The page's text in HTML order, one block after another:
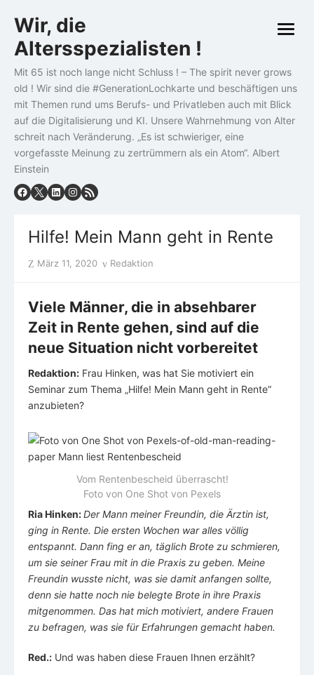
to
content
Wir, die
Altersspezialisten !
Mit 65 ist noch lange nicht Schluss ! – The spirit never grows
old ! Wir sind die #GenerationLochkarte und beschäftigen uns
mit Themen rund ums Berufs- und Privatleben auch mit Blick
auf die Digitalisierung und KI. Unsere Wahrnehmung von Alter
schreit nach Veränderung. „Es ist schwieriger, eine
vorgefasste Meinung zu zertrümmern als ein Atom“. Albert
Einstein
open
Hilfe! Mein Mann geht in Rente
Posted
März 11, 2020 Author
Redaktion
Viele Männer, die in absehbarer
Zeit in Rente gehen, sind auf die
neue Situation nicht vorbereitet
Redaktion: Frau Hinken, was hat Sie motiviert ein
Seminar zum Thema „Hilfe! Mein Mann geht in Rente“
anzubieten?
Vom Rentenbescheid überrascht!
Foto von One Shot von Pexels
Ria Hinken:Der Mann meiner Freundin, die Ärztin ist,
ging in Rente. Die ersten Wochen war alles völlig
entspannt. Dann fing er an, täglich Brote zu schmieren,
um sie seiner Frau mit in die Praxis zu geben. Meine
Freundin wusste nicht, was sie damit anfangen sollte,
denn sie hatte noch nie belegte Brote in ihre Praxis
mitgenommen. Das hat mich motiviert, andere Frauen
zu befragen, was sie für Erfahrungen gemacht haben.
Red.: Und was haben diese Frauen Ihnen erzählt?